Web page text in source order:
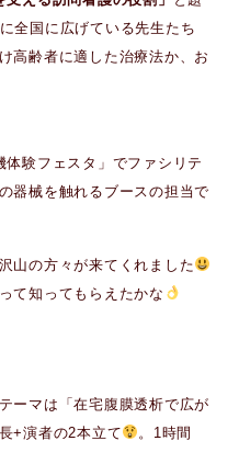
全国に広げている先生たち
高齢者に適した治療法か、お
験フェスタ」でファシリテ
器械を触れるブースの担当で
山の方々が来てくれました
て知ってもらえたかな
ーマは「在宅腹膜透析で広が
+演者の2本立て
。1時間